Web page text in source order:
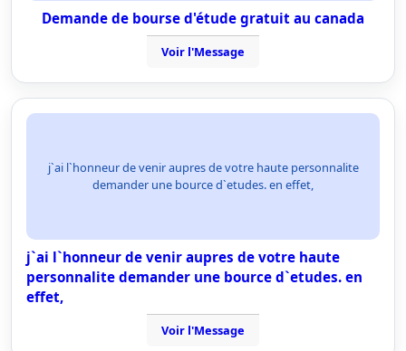
Demande de bourse d'étude gratuit au canada
Voir l'Message
j`ai l`honneur de venir aupres de votre haute personnalite
demander une bource d`etudes. en effet,
j`ai l`honneur de venir aupres de votre haute
personnalite demander une bource d`etudes. en
effet,
Voir l'Message